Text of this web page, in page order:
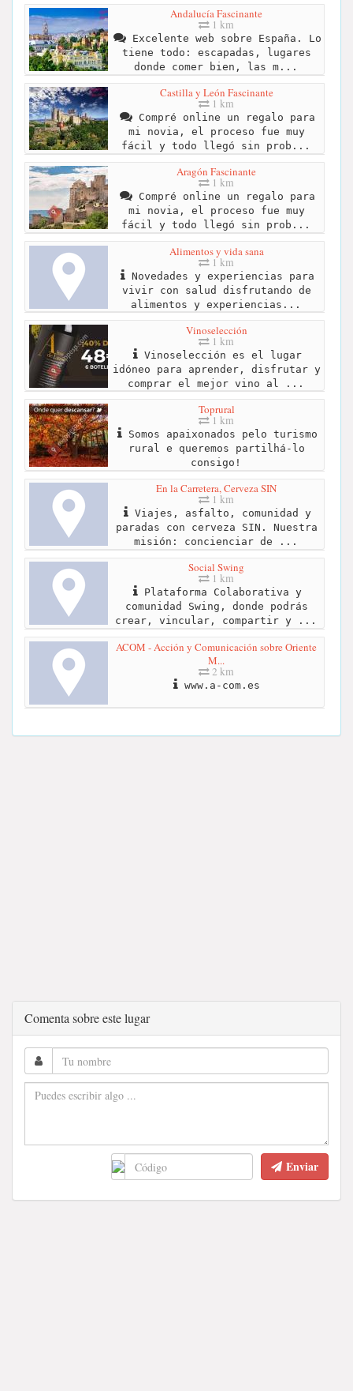
Andalucía Fascinante
1 km
Excelente web sobre España. Lo
tiene todo: escapadas, lugares
donde comer bien, las m...
Castilla y León Fascinante
1 km
Compré online un regalo para
mi novia, el proceso fue muy
fácil y todo llegó sin prob...
Aragón Fascinante
1 km
Compré online un regalo para
mi novia, el proceso fue muy
fácil y todo llegó sin prob...
Alimentos y vida sana
1 km
Novedades y experiencias para
vivir con salud disfrutando de
alimentos y experiencias...
Vinoselección
1 km
Vinoselección es el lugar
idóneo para aprender, disfrutar y
comprar el mejor vino al ...
Toprural
1 km
Somos apaixonados pelo turismo
rural e queremos partilhá-lo
consigo!
En la Carretera, Cerveza SIN
1 km
Viajes, asfalto, comunidad y
paradas con cerveza SIN. Nuestra
misión: concienciar de ...
Social Swing
1 km
Plataforma Colaborativa y
comunidad Swing, donde podrás
crear, vincular, compartir y ...
ACOM - Acción y Comunicación sobre Oriente
M...
2 km
www.a-com.es
Comenta sobre este lugar
Enviar